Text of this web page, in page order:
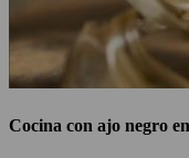
Cocina con ajo negro